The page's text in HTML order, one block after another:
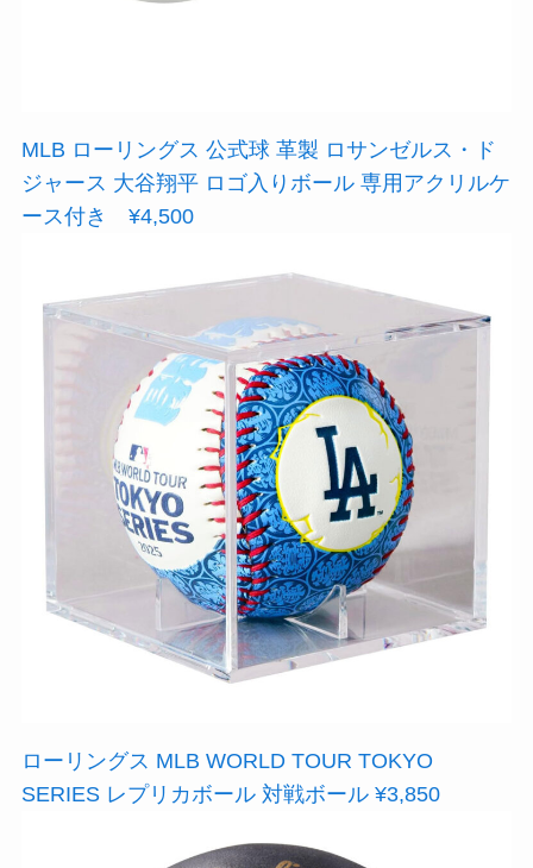
MLB ローリングス 公式球 革製 ロサンゼルス・ド
ジャース 大谷翔平 ロゴ入りボール 専用アクリルケ
ース付き ¥4,500
ローリングス MLB WORLD TOUR TOKYO
SERIES レプリカボール 対戦ボール ¥3,850